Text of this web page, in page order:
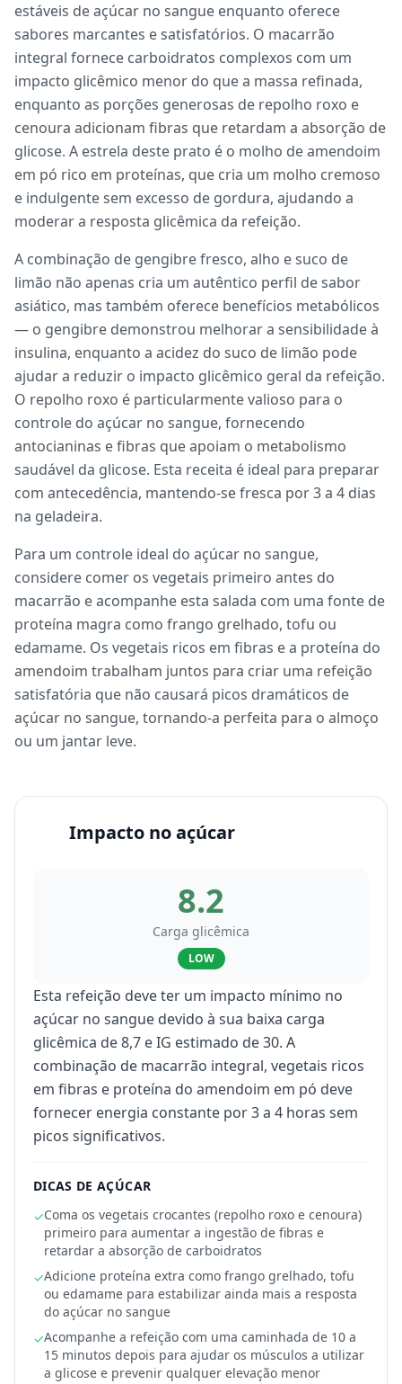
estáveis de açúcar no sangue enquanto oferece
sabores marcantes e satisfatórios. O macarrão
integral fornece carboidratos complexos com um
impacto glicêmico menor do que a massa refinada,
enquanto as porções generosas de repolho roxo e
cenoura adicionam fibras que retardam a absorção de
glicose. A estrela deste prato é o molho de amendoim
em pó rico em proteínas, que cria um molho cremoso
e indulgente sem excesso de gordura, ajudando a
moderar a resposta glicêmica da refeição.
A combinação de gengibre fresco, alho e suco de
limão não apenas cria um autêntico perfil de sabor
asiático, mas também oferece benefícios metabólicos
— o gengibre demonstrou melhorar a sensibilidade à
insulina, enquanto a acidez do suco de limão pode
ajudar a reduzir o impacto glicêmico geral da refeição.
O repolho roxo é particularmente valioso para o
controle do açúcar no sangue, fornecendo
antocianinas e fibras que apoiam o metabolismo
saudável da glicose. Esta receita é ideal para preparar
com antecedência, mantendo-se fresca por 3 a 4 dias
na geladeira.
Para um controle ideal do açúcar no sangue,
considere comer os vegetais primeiro antes do
macarrão e acompanhe esta salada com uma fonte de
proteína magra como frango grelhado, tofu ou
edamame. Os vegetais ricos em fibras e a proteína do
amendoim trabalham juntos para criar uma refeição
satisfatória que não causará picos dramáticos de
açúcar no sangue, tornando-a perfeita para o almoço
ou um jantar leve.
Impacto no açúcar
8.2
Carga glicêmica
LOW
Esta refeição deve ter um impacto mínimo no
açúcar no sangue devido à sua baixa carga
glicêmica de 8,7 e IG estimado de 30. A
combinação de macarrão integral, vegetais ricos
em fibras e proteína do amendoim em pó deve
fornecer energia constante por 3 a 4 horas sem
picos significativos.
DICAS DE AÇÚCAR
✓Coma os vegetais crocantes (repolho roxo e cenoura)
primeiro para aumentar a ingestão de fibras e
retardar a absorção de carboidratos
✓Adicione proteína extra como frango grelhado, tofu
ou edamame para estabilizar ainda mais a resposta
do açúcar no sangue
✓Acompanhe a refeição com uma caminhada de 10 a
15 minutos depois para ajudar os músculos a utilizar
a glicose e prevenir qualquer elevação menor